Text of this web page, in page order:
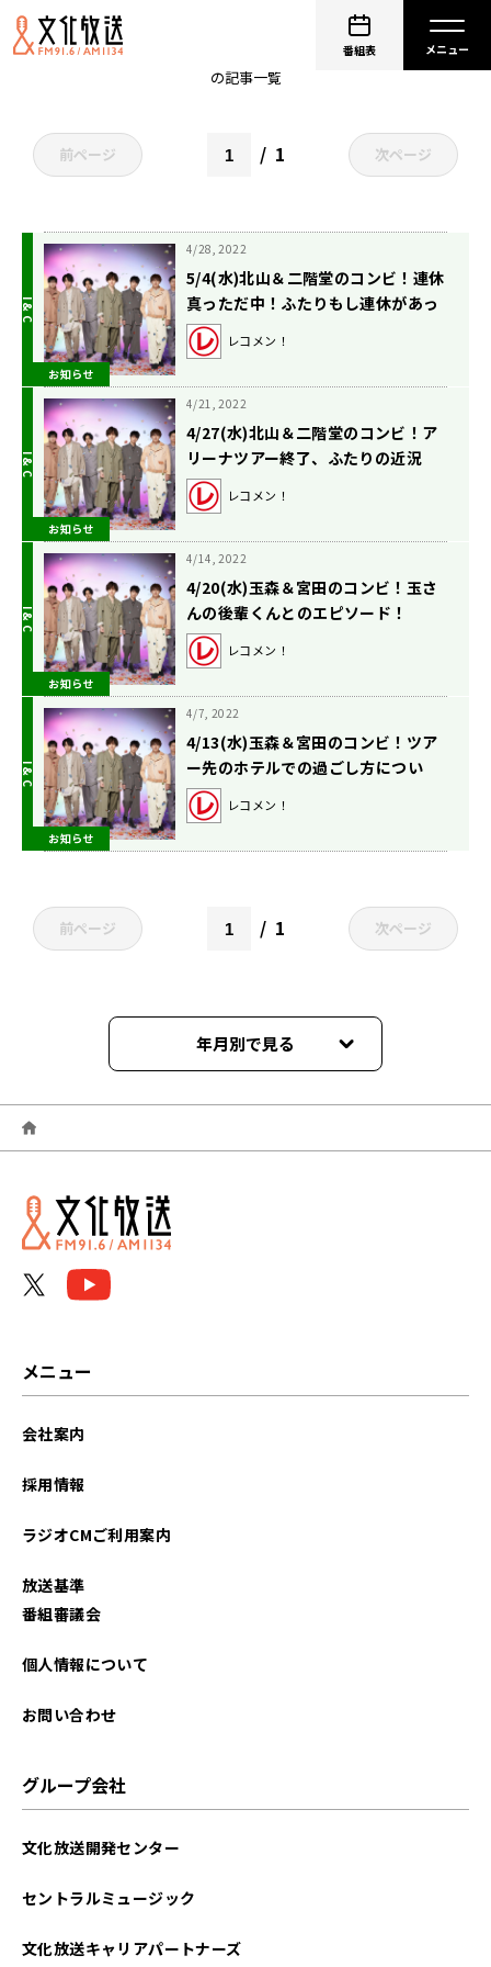
番組表
の記事一覧
前ページ 1 次ページ
お知らせ
4/28, 2022
5/4(水)北山＆二階堂のコンビ！連休
真っただ中！ふたりもし連休があっ
たら？
レコメン！
お知らせ
4/21, 2022
4/27(水)北山＆二階堂のコンビ！ア
リーナツアー終了、ふたりの近況
は？
レコメン！
お知らせ
4/14, 2022
4/20(水)玉森＆宮田のコンビ！玉さ
んの後輩くんとのエピソード！
レコメン！
お知らせ
4/7, 2022
4/13(水)玉森＆宮田のコンビ！ツア
ー先のホテルでの過ごし方につい
て！
レコメン！
前ページ 1 次ページ
年月別で見る
2026年06月
2026年05月
2026年04月
2025年07月
2025年04月
メニュー
会社案内
採用情報
ラジオCMご利用案内
放送基準
番組審議会
個人情報について
お問い合わせ
グループ会社
文化放送開発センター
セントラルミュージック
文化放送キャリアパートナーズ